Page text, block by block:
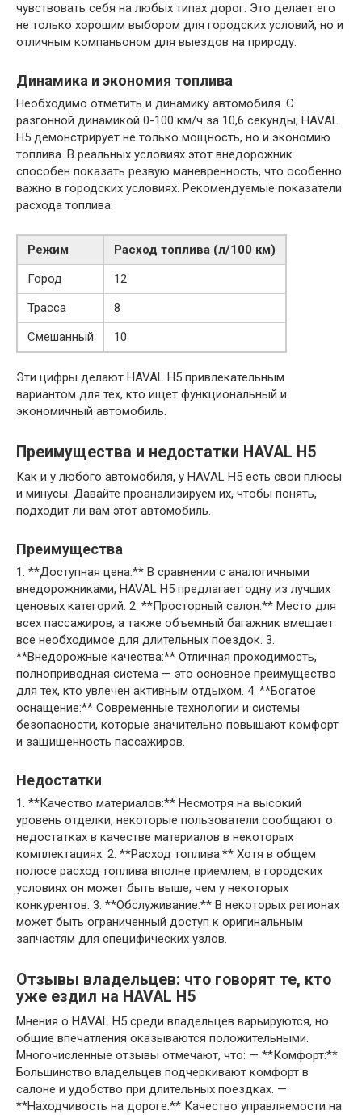
чувствовать себя на любых типах дорог. Это делает его
не только хорошим выбором для городских условий, но и
отличным компаньоном для выездов на природу.
Динамика и экономия топлива
Необходимо отметить и динамику автомобиля. С
разгонной динамикой 0-100 км/ч за 10,6 секунды, HAVAL
H5 демонстрирует не только мощность, но и экономию
топлива. В реальных условиях этот внедорожник
способен показать резвую маневренность, что особенно
важно в городских условиях. Рекомендуемые показатели
расхода топлива:
Режим
Расход топлива (л/100 км)
Город
12
Трасса
8
Смешанный
10
Эти цифры делают HAVAL H5 привлекательным
вариантом для тех, кто ищет функциональный и
экономичный автомобиль.
Преимущества и недостатки HAVAL H5
Как и у любого автомобиля, у HAVAL H5 есть свои плюсы
и минусы. Давайте проанализируем их, чтобы понять,
подходит ли вам этот автомобиль.
Преимущества
1. **Доступная цена:** В сравнении с аналогичными
внедорожниками, HAVAL H5 предлагает одну из лучших
ценовых категорий. 2. **Просторный салон:** Место для
всех пассажиров, а также объемный багажник вмещает
все необходимое для длительных поездок. 3.
**Внедорожные качества:** Отличная проходимость,
полноприводная система — это основное преимущество
для тех, кто увлечен активным отдыхом. 4. **Богатое
оснащение:** Современные технологии и системы
безопасности, которые значительно повышают комфорт
и защищенность пассажиров.
Недостатки
1. **Качество материалов:** Несмотря на высокий
уровень отделки, некоторые пользователи сообщают о
недостатках в качестве материалов в некоторых
комплектациях. 2. **Расход топлива:** Хотя в общем
полосе расход топлива вполне приемлем, в городских
условиях он может быть выше, чем у некоторых
конкурентов. 3. **Обслуживание:** В некоторых регионах
может быть ограниченный доступ к оригинальным
запчастям для специфических узлов.
Отзывы владельцев: что говорят те, кто
уже ездил на HAVAL H5
Мнения о HAVAL H5 среди владельцев варьируются, но
общие впечатления оказываются положительными.
Многочисленные отзывы отмечают, что: — **Комфорт:**
Большинство владельцев подчеркивают комфорт в
салоне и удобство при длительных поездках. —
**Находчивость на дороге:** Качество управляемости на